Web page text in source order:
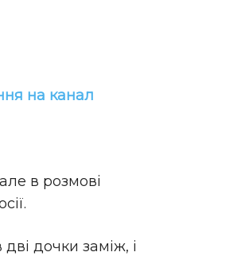
на канал
в розмові
дочки заміж, і